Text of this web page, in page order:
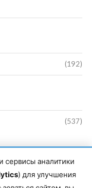
(192)
(537)
аналитики
) для улучшения